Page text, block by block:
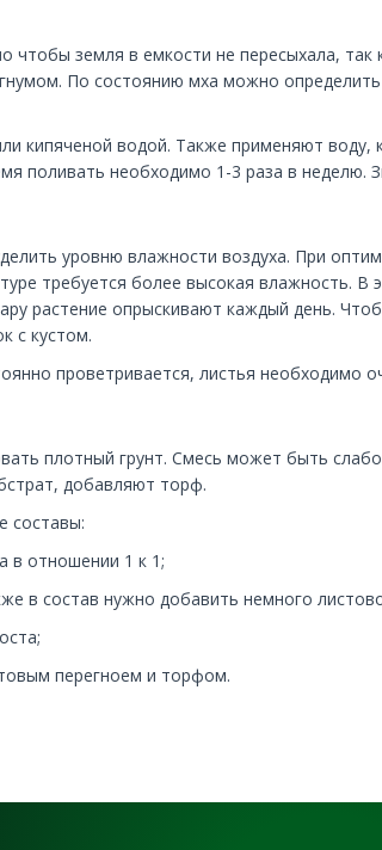
земля в емкости не пересыхала,
По состоянию мха можно
кипяченой водой. Также применяют
поливать необходимо 1-3 раза в неделю.
уровню влажности воздуха. При
требуется более высокая влажность.
растение опрыскивают каждый день.
с кустом.
проветривается, листья
плотный грунт. Смесь может быть
добавляют торф.
составы:
в отношении 1 к 1;
в состав нужно добавить немного
перегноем и торфом.